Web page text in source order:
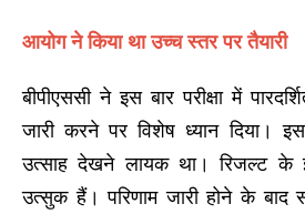
आयोग ने किया था उच्च स्तर पर तैयारी
बीपीएससी ने इस बार परीक्षा में
जारी करने पर विशेष ध्यान दिया। इस
उत्साह देखने लायक था। रिजल्ट के
उत्सुक हैं। परिणाम जारी होने के बाद